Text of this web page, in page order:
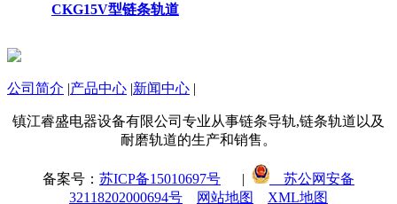
CKG15V型链条轨道
公司简介 |产品中心 |新闻中心 |
镇江睿盛电器设备有限公司专业从事链条导轨,链条轨道以及
耐磨轨道的生产和销售。
备案号： 苏ICP备15010697号 |
苏公网安备
32118202000694号
网站地图 XML地图